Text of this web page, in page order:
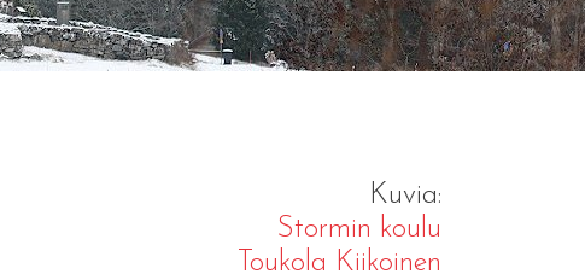
Kuvia:
Stormin koulu
Toukola Kiikoinen